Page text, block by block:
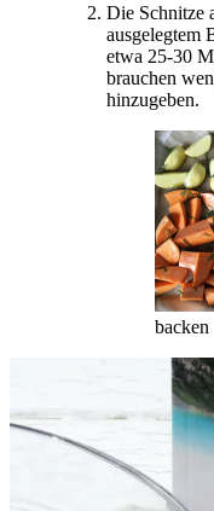
Die Schnitze
ausgelegtem
etwa 25-30
brauchen
hinzugeben.
backen